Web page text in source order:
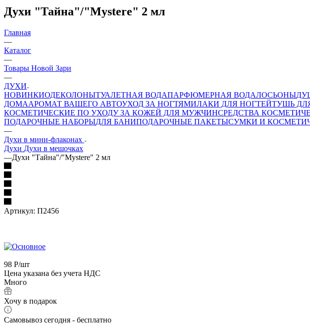
Духи "Тайна"/"Mystere" 2 мл
Главная
—
Каталог
—
Товары Новой Зари
—
ДУХИ
НОВИНКИОДЕКОЛОНЫТУАЛЕТНАЯ ВОДАПАРФЮМЕРНАЯ ВОДАЛОСЬОНЫ
ДОМААРОМАТ ВАШЕГО АВТОУХОД ЗА НОГТЯМИЛАКИ ДЛЯ НОГТЕЙТУШЬ
КОСМЕТИЧЕСКИЕ ПО УХОДУ ЗА КОЖЕЙ ДЛЯ МУЖЧИНСРЕДСТВА
ПОДАРОЧНЫЕ НАБОРЫДЛЯ БАНИПОДАРОЧНЫЕ ПАКЕТЫСУМКИ И
—
Духи в мини-флаконах
Духи Духи в мешочках
—Духи "Тайна"/"Mystere" 2 мл
Артикул: П2456
98 Р/шт
Цена указана без учета НДС
Много
Хочу в подарок
Самовывоз сегодня - бесплатно